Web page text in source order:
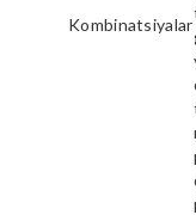
Kombinatsiyalar